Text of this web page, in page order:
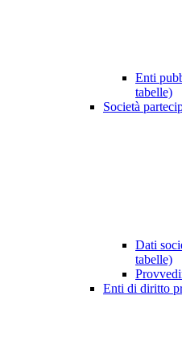
Enti
tabelle)
Società
Dati
tabelle)
Enti di diritto